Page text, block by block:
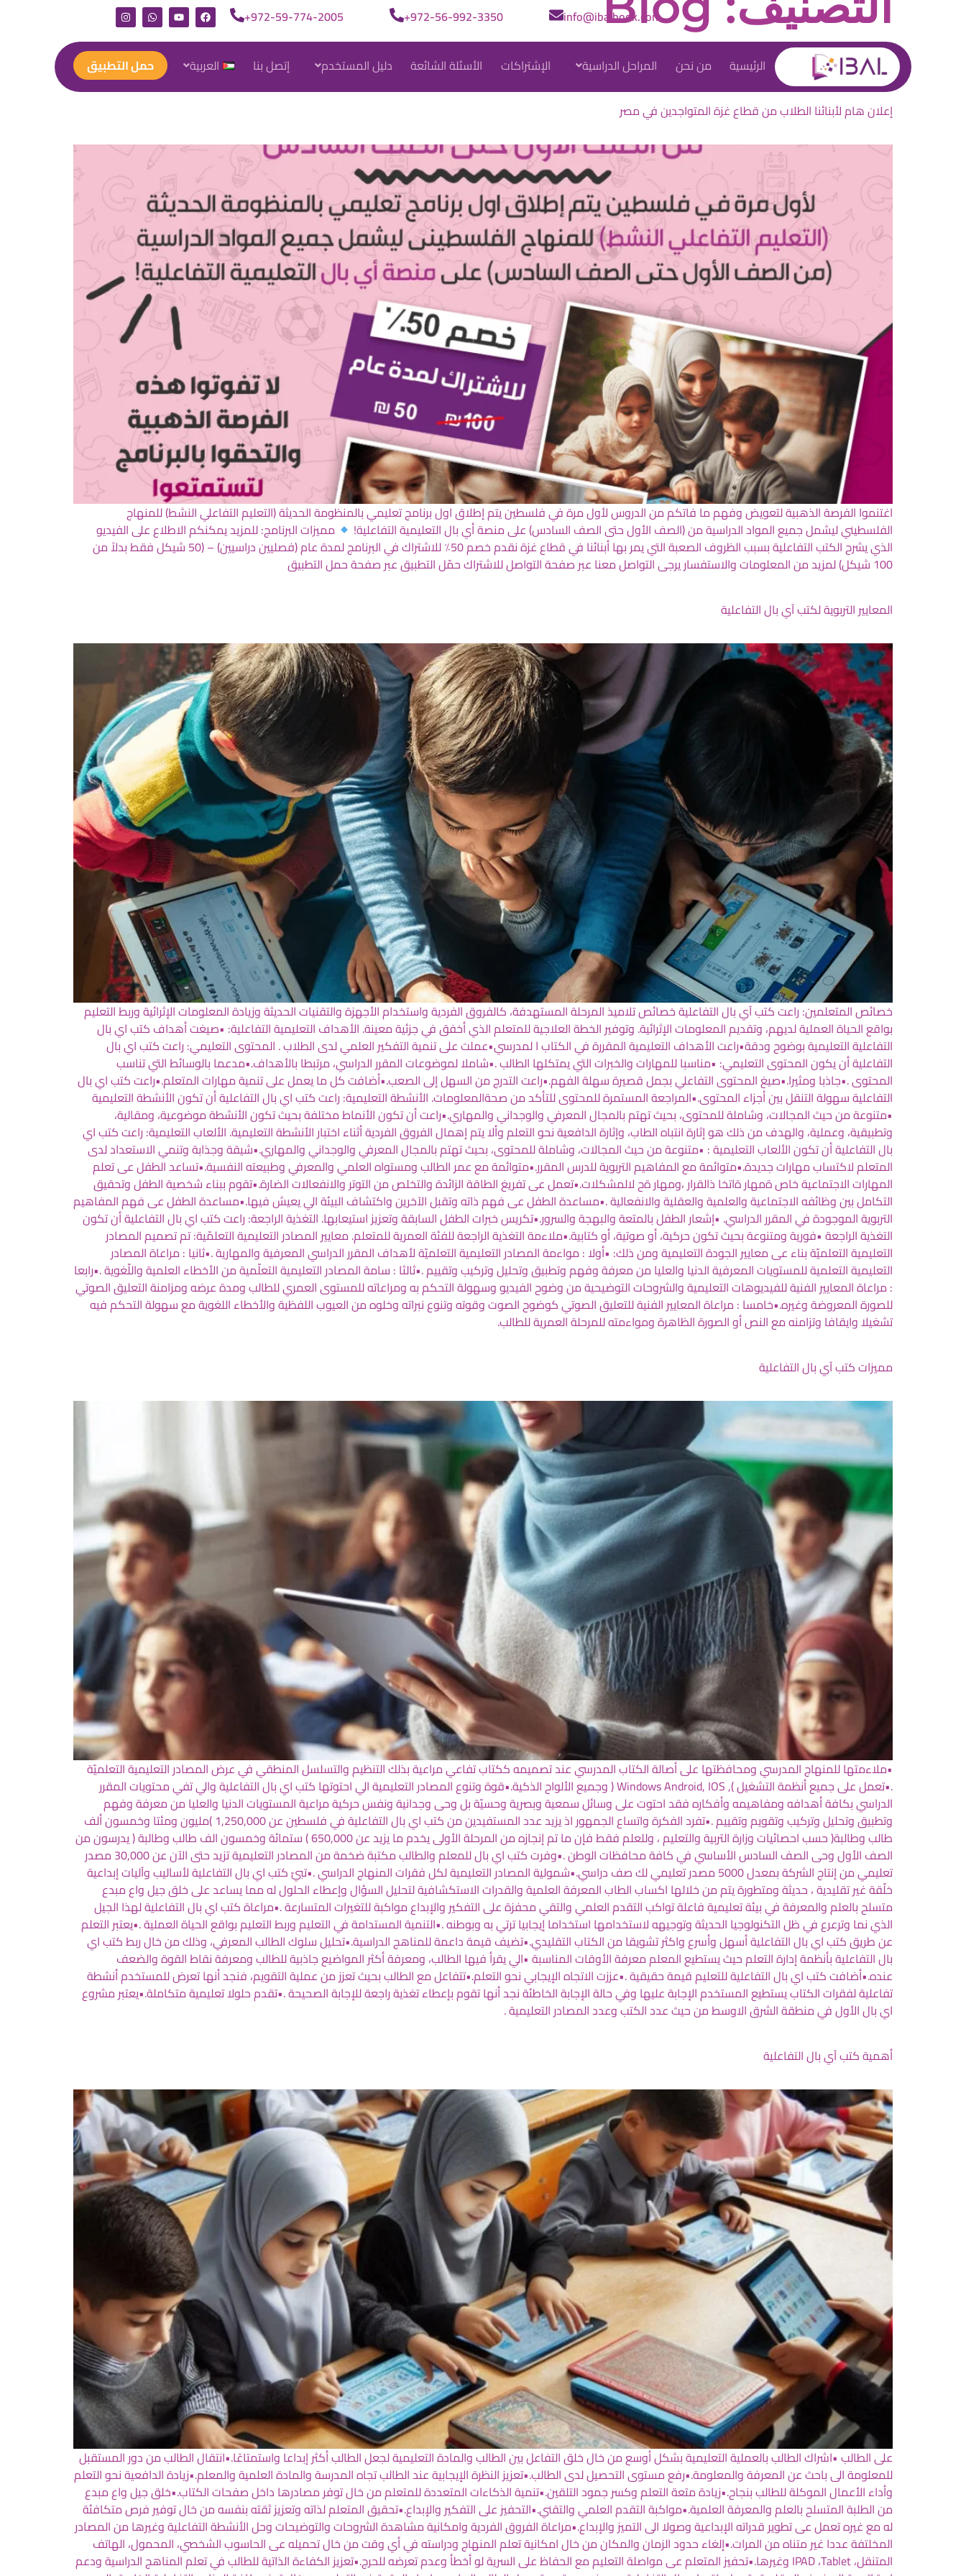
info@ibalbook.com
972-56-992-3350+
972-59-774-2005+
الرئيسية من نحن المراحل الدراسية الإشتراكات الأسئلة الشائعة دليل المستخدم إتصل بنا العربية حمل التطبيق Your blog category
إعلان هام لأبنائنا الطلاب من قطاع غزة المتواجدين في مصر
اغتنموا الفرصة الذهبية لتعويض وفهم ما فاتكم من الدروس لأول مرة في فلسطين يتم إطلاق اول برنامج تعليمي بالمنظومة الحديثة (التعليم التفاعلي النشط) للمنهاج
الفلسطيني ليشمل جميع المواد الدراسية من (الصف الأول حتى الصف السادس) على منصة أي بال التعليمية التفاعلية!
مميزات البرنامج: للمزيد يمكنكم الاطلاع على الفيديو
الذي يشرح الكتب التفاعلية بسبب الظروف الصعبة التي يمر بها أبنائنا في قطاع غزة نقدم خصم 50٪ للاشتراك في البرنامج لمدة عام (فصليين دراسيين) – (50 شيكل فقط بدلاً من
100 شيكل) لمزيد من المعلومات والاستفسار يرجى التواصل معنا عبر صفحة التواصل للاشتراك حمّل التطبيق عبر صفحة حمل التطبيق
المعايير التربوية لكتب آي بال التفاعلية
خصائص المتعلمين: راعت كتب آي بال التفاعلية خصائص تلاميذ المرحلة المستهدفة، كالفروق الفردية واستخدام الأجهزة والتقنيات الحديثة وزيادة المعلومات الإثرائية وربط التعليم
بواقع الحياة العملية لديهم، وتقديم المعلومات الإثرائية. وتوفير الخطة العلاجية للمتعلم الذي أخفق في جزئية معينة. الأهداف التعليمية التفاعلية: •صيغت أهداف كتب اي بال
التفاعلية التعليمية بوضوح ودقة•راعت الأهداف التعليمية المقررة في الكتاب ا لمدرسي•عملت على تنمية التفكير العلمي لدى الطلاب . المحتوى التعليمي: راعت كتب اي بال
التفاعلية أن يكون المحتوى التعليمي: •مناسبا للمهارات والخبرات التي يمتكلها الطالب .•شاملا لموضوعات المقرر الدراسي، مرتبطا بالأهداف.•مدعما بالوسائط التي تناسب
المحتوى .•جاذبا ومثيرا.•صيغ المحتوى التفاعلي بجمل قصيرة سهلة الفهم.•راعت التدرج من السهل إلى الصعب.•أضافت كل ما يعمل على تنمية مهارات المتعلم.•راعت كتب اي بال
التفاعلية سهولة التنقل بين أجزاء المحتوى.•المراجعة المستمرة للمحتوى للتأكد من صحةالمعلومات. الأنشطة التعليمية: راعت كتب اي بال التفاعلية أن تكون الأنشطة التعليمية
•متنوعة من حيث المجالات، وشاملة للمحتوى، بحيث تهتم بالمجال المعرفي والوجداني والمهاري.•راعت أن تكون الأنماط مختلفة بحيث تكون الأنشطة موضوعية، ومقالية،
وتطبيقية، وعملية، والهدف من ذلك هو إثارة انتباه الطاب، وإثارة الدافعية نحو التعلم وألا يتم إهمال الفروق الفردية أثناء اختبار الأنشطة التعليمية. الألعاب التعليمية: راعت كتب اي
بال التفاعلية أن تكون الألعاب التعليمية : •متنوعة من حيث المجالات، وشاملة للمحتوى، بحيث تهتم بالمجال المعرفي والوجداني والمهاري.•شيقة وجذابة وتنمي الاستعداد لدى
المتعلم لاكتساب مهارات جديدة.•متوائمة مع المفاهيم التربوية للدرس المقرر.•متوائمة مع عمر الطالب ومستواه العلمي والمعرفي وطبيعته النفسية.•تساعد الطفل عى تعلم
المهارات الاجتماعية خاص ةمهار ةاتخا ذالقرار ،ومهار ةح لالمشكلات.•تعمل عى تفريغ الطاقة الزائدة والتخلص من التوتر والانفعالات الضارة.•تقوم ببناء شخصية الطفل وتحقيق
التكامل بين وظائفه الاجتماعية والعلمية والعقلية والانفعالية .•مساعدة الطفل عى فهم ذاته وتقبل الآخرين واكتشاف البيئة الي يعيش فيها.•مساعدة الطفل عى فهم المفاهيم
التربوية الموجودة في المقرر الدراسي. •إشعار الطفل بالمتعة والبهجة والسرور.•تكريس خبرات الطفل السابقة وتعزيز استيعابها. التغذية الراجعة: راعت كتب اي بال التفاعلية أن تكون
التغذية الراجعة •فورية ومتنوعة بحيث تكون حركية، أو صوتية، أو كتابية.•ملاءمة التغذية الراجعة للفئة العمرية للمتعلم. معايير المصادر التعليمية التعلمّية: تم تصميم المصادر
التعليمية التعلميّة بناء عى معايير الجودة التعليمية ومن ذلك: •أولا : مواءمة المصادر التعليمية التعلميّة لأهداف المقرر الدراسي المعرفية والمهارية .•ثانيا : مراعاة المصادر
التعليمية التعلمية للمستويات المعرفية الدنيا والعليا من معرفة وفهم وتطبيق وتحليل وتركيب وتقييم .•ثالثا : سامة المصادر التعليمية التعلّمية من الأخطاء العلمية واللّغوية .•رابعا
: مراعاة المعايير الفنية للفيديوهات التعليمية والشروحات التوضيحية من وضوح الفيديو وسهولة التحكم به ومراعاته للمستوى العمري للطالب ومدة عرضه ومزامنة التعليق الصوتي
للصورة المعروضة وغيره.•خامسا : مراعاة المعايير الفنية للتعليق الصوتي كوضوح الصوت وقوته وتنوع نبراته وخلوه من العيوب اللفظية والأخطاء اللغوية مع سهولة التحكم فيه
تشغيلا وايقافا وتزامنه مع النص أو الصورة الظاهرة ومواءمته للمرحلة العمرية للطالب.
مميزات كتب آي بال التفاعلية
•ملاءمتها للمنهاج المدرسي ومحافظتها على أصالة الكتاب المدرسي عند تصميمه ككتاب تفاعي مراعية بذلك التنظيم والتسلسل المنطقي في عرض المصادر التعليمية التعلميّة
.•تعمل على جميع أنظمة التشغيل ), Windows Android, IOS ( وجميع الألواح الذكية.•قوة وتنوع المصادر التعليمية الي احتوتها كتب اي بال التفاعلية والي تفي محتويات المقرر
الدراسي بكافة أهدافه ومفاهيمه وأفكاره فقد احتوت على وسائل سمعية وبصرية وحسيّة بل وحى وجدانية ونفس حركية مراعية المستويات الدنيا والعليا من معرفة وفهم
وتطبيق وتحليل وتركيب وتقويم وتقييم .•تفرد الفكرة واتساع الجمهور اذ يزيد عدد المستفيدين من كتب اي بال التفاعلية في فلسطين عن 1,250,000 )مليون ومئتا وخمسون ألف
طالب وطالبة( حسب احصائيات وزارة التربية والتعليم ، وللعلم فقط فإن ما تم إنجازه من المرحلة الأولى يخدم ما يزيد عن 650,000 ) ستمائة وخمسون الف طالب وطالبة ( يدرسون من
الصف الأول وحى الصف السادس الأساسي في كافة محافظات الوطن .•وفرت كتب اي بال للمعلم والطالب مكتبة ضخمة من المصادر التعليمية تزيد حتى الآن عن 30,000 مصدر
تعليمي من إنتاج الشركة بمعدل 5000 مصدر تعليمي لك صف دراسي.•شمولية المصادر التعليمية لكل فقرات المنهاج الدراسي .•تبيّ كتب اي بال التفاعلية لأساليب وآليات إبداعية
خلّقة غير تقليدية ، حديثة ومتطورة يتم من خلالها اكساب الطاب المعرفة العلمية والقدرات الاستكشافية لتحليل السؤال وإعطاء الحلول له مما يساعد على خلق جيل واع مبدع
متسلح بالعلم والمعرفة في بيئة تعليمية فاعلة تواكب التقدم العلمي والتقي محفزة على التفكير والإبداع مواكبة للتغيرات المتسارعة .•مراعاة كتب اي بال التفاعلية لهذا الجيل
الذي نما وترعرع في ظل التكنولوجيا الحديثة وتوجيهه لاستخدامها استخداما إيجابيا ترتي به وبوطنه .•التنمية المستدامة في التعليم وربط التعليم بواقع الحياة العملية .•يعتبر التعلم
عن طريق كتب اي بال التفاعلية أسهل وأسرع واكثر تشويقا من الكتاب التقليدي.•تضيف قيمة داعمة للمناهج الدراسية.•تحليل سلوك الطالب المعرفي، وذلك من خال ربط كتب اي
بال التفاعلية بأنظمة إدارة التعلم حيث يستطيع المعلم معرفة الأوقات المناسبة •الي يقرأ فيها الطالب، ومعرفة أكثر المواضيع جاذبية للطالب ومعرفة نقاط القوة والضعف
عنده.•أضافت كتب اي بال التفاعلية للتعليم قيمة حقيقية .•عززت الاتجاه الإيجابي نحو التعلم.•تتفاعل مع الطالب بحيث تعزز من عملية التقويم، فنجد أنها تعرض للمستخدم أنشطة
تفاعلية لفقرات الكتاب يستطيع المستخدم الإجابة عليها وفي حالة الإجابة الخاطئة نجد أنها تقوم بإعطاء تغذية راجعة للإجابة الصحيحة .•تقدم حلولا تعليمية متكاملة.•يعتبر مشروع
اي بال الأول في منطقة الشرق الاوسط من حيث عدد الكتب وعدد المصادر التعليمية .
أهمية كتب آي بال التفاعلية
على الطالب •اشراك الطالب بالعملية التعليمية بشكل أوسع من خال خلق التفاعل بين الطالب والمادة التعليمية لجعل الطالب أكثر إبداعا واستمتاعًا.•انتقال الطالب من دور المستقبل
للمعلومة الى باحث عن المعرفة والمعلومة.•رفع مستوى التحصيل لدى الطالب.•تعزيز النظرة الإيجابية عند الطالب تجاه المدرسة والمادة العلمية والمعلم.•زيادة الدافعية نحو التعلم
وأداء الأعمال الموكلة للطالب بنجاح.•زيادة متعة التعلم وكسر جمود التلقين.•تنمية الذكاءات المتعددة للمتعلم من خال توفر مصادرها داخل صفحات الكتاب.•خلق جيل واع مبدع
من الطلبة المتسلح بالعلم والمعرفة العلمية.•مواكبة التقدم العلمي والتقني.•التحفيز على التفكير والإبداع.•تحقيق المتعلم لذاته وتعزيز ثقته بنفسه من خال توفير فرص متكافئة
له مع غيره تعمل عى تطوير قدراته الإبداعية وصولا الى التميز والإبداع.•مراعاة الفروق الفردية وامكانية مشاهدة الشروحات والتوضيحات وحل الأنشطة التفاعلية وغيرها من المصادر
المخلتفة عددا غير متناه من المرات.•إلغاء حدود الزمان والمكان من خال امكانية تعلم المنهاج ودراسته في أي وقت من خال تحميله عى الحاسوب الشخصي، المحمول، الهاتف
المتنقل، IPAD ،Tablet وغيرها.•تحفيز المتعلم عى مواصلة التعليم مع الحفاظ على السرية لو أخطأ وعدم تعرضه للحرج.•تعزيز الكفاءة الذاتية للطالب في تعلم المناهج الدراسية ودعم